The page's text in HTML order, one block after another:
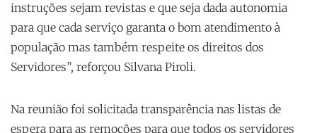
instruções sejam revistas e que seja dada autonomia
para que cada serviço garanta o bom atendimento à
população mas também respeite os direitos dos
Servidores”, reforçou Silvana Piroli.
Na reunião foi solicitada transparência nas listas de
espera para as remoções para que todos os servidores